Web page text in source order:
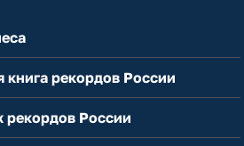
книга рекордов России
рекордов России